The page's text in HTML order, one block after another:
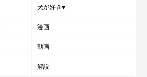
犬が好き♥
漫画
動画
解説